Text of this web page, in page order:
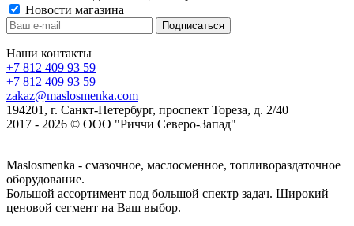
Новости магазина
Наши контакты
+7 812 409 93 59
+7 812 409 93 59
zakaz@maslosmenka.com
194201, г. Санкт-Петербург, проспект Тореза, д. 2/40
2017 - 2026 © ООО "Риччи Северо-Запад"
Maslosmenka - смазочное, маслосменное, топливораздаточное
оборудование.
Большой ассортимент под большой спектр задач. Широкий
ценовой сегмент на Ваш выбор.